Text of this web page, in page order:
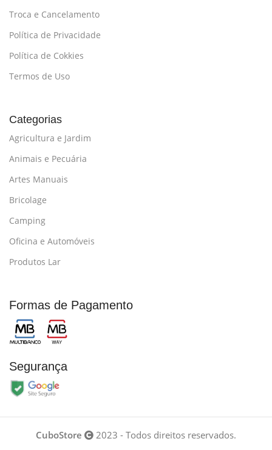
Troca e Cancelamento
Política de Privacidade
Política de Cokkies
Termos de Uso
Categorias
Agricultura e Jardim
Animais e Pecuária
Artes Manuais
Bricolage
Camping
Oficina e Automóveis
Produtos Lar
Formas de Pagamento
Segurança
CuboStore 2023 - Todos direitos reservados.